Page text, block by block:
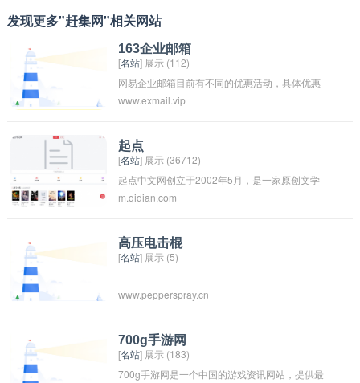
发现更多"赶集网"相关网站
163企业邮箱
[名站] 展示 (112)
网易企业邮箱目前有不同的优惠活动，具体优惠
内容和方式可能会根据不同时间和情况而有所变
服了解最新的优惠信息，以获取最优惠的价格和
服务。
www.exmail.vip
起点
[名站] 展示 (36712)
起点中文网创立于2002年5月，是一家原创文学
网站，隶属于引领行业的正版数字阅读平台和文
m.qidian.com
高压电击棍
[名站] 展示 (5)
www.pepperspray.cn
700g手游网
[名站] 展示 (183)
700g手游网是一个中国的游戏资讯网站，提供最